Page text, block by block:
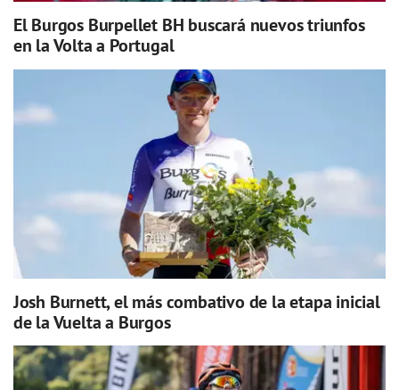
El Burgos Burpellet BH buscará nuevos triunfos
en la Volta a Portugal
Josh Burnett, el más combativo de la etapa inicial
de la Vuelta a Burgos